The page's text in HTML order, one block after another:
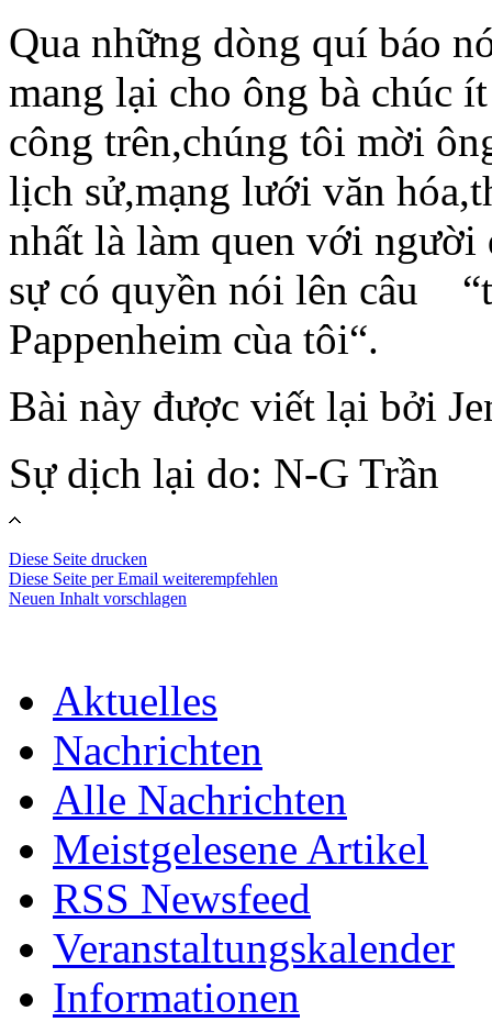
Qua những dòng quí báo
mang lại cho ông bà chúc
công trên,chúng tôi mời
lịch sử,mạng lưới văn
nhất là làm quen với người
sự có quyền nói lên câu
Pappenheim cùa tôi“.
Bài này được viết lại bởi
Sự dịch lại do: N-G Trần
Diese Seite drucken
Diese Seite per Email weiterempfehlen
Neuen Inhalt vorschlagen
Aktuelles
Nachrichten
Alle Nachrichten
Meistgelesene Artikel
RSS Newsfeed
Veranstaltungskalender
Informationen